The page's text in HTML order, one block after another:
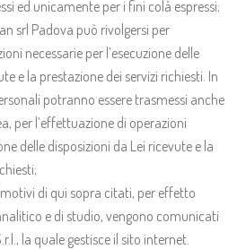
ed unicamente per i fini colà espressi;
srl Padova può rivolgersi per
necessarie per l’esecuzione delle
e la prestazione dei servizi richiesti. In
potranno essere trasmessi anche
per l’effettuazione di operazioni
delle disposizioni da Lei ricevute e la
motivi di qui sopra citati, per effetto
e di studio, vengono comunicati
la quale gestisce il sito internet.